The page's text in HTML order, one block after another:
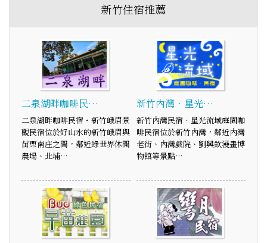
新竹住宿推薦
二泉湖畔咖啡民…
二泉湖畔咖啡民宿・新竹峨眉景
觀民宿位於好山水的新竹峨眉與
苗栗南庄之間，鄰近綠世界休閒
農場、北埔…
新竹內灣．星光…
新竹內灣民宿．星光流域庭園咖
啡民宿位於新竹內灣，鄰近內灣
老街、內灣戲院、劉興欽漫畫博
物館等景點…